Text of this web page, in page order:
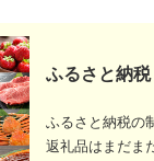
ふるさと納
ふるさと納税の
返礼品はまだま